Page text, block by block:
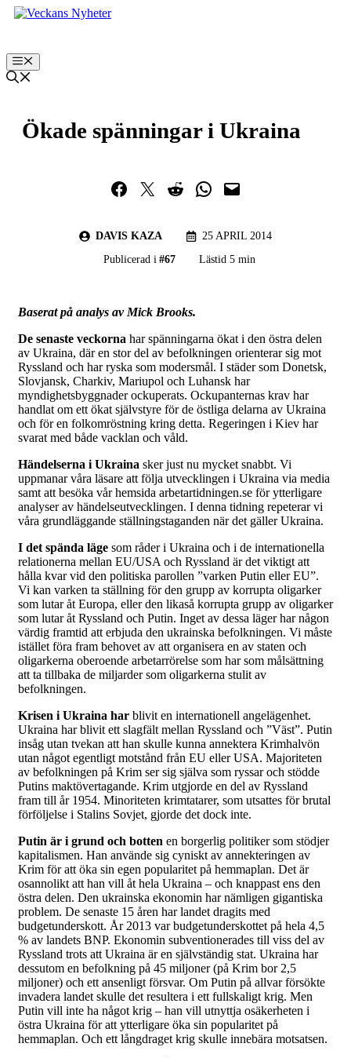
Hoppa
Meny
Ökade spänningar i Ukraina
Dela på Facebook
Dela på TwitterDela på RedditDela i WhatsApp
Maila en länk
DAVIS KAZA
25 APRIL 2014
Publicerad i #67 Lästid 5 min
Baserat på analys av Mick Brooks.
De senaste veckorna har spänningarna ökat i den östra delen
av Ukraina, där en stor del av befolkningen orienterar sig mot
Ryssland och har ryska som modersmål. I städer som Donetsk,
Slovjansk, Charkiv, Mariupol och Luhansk har
myndighetsbyggnader ockuperats. Ockupanternas krav har
handlat om ett ökat självstyre för de östliga delarna av Ukraina
och för en folkomröstning kring detta. Regeringen i Kiev har
svarat med både vacklan och våld.
Händelserna i Ukraina sker just nu mycket snabbt. Vi
uppmanar våra läsare att följa utvecklingen i Ukraina via media
samt att besöka vår hemsida arbetartidningen.se för ytterligare
analyser av händelseutvecklingen. I denna tidning repeterar vi
våra grundläggande ställningstaganden när det gäller Ukraina.
I det spända läge som råder i Ukraina och i de internationella
relationerna mellan EU/USA och Ryssland är det viktigt att
hålla kvar vid den politiska parollen ”varken Putin eller EU”.
Vi kan varken ta ställning för den grupp av korrupta oligarker
som lutar åt Europa, eller den likaså korrupta grupp av oligarker
som lutar åt Ryssland och Putin. Inget av dessa läger har någon
värdig framtid att erbjuda den ukrainska befolkningen. Vi måste
istället föra fram behovet av att organisera en av staten och
oligarkerna oberoende arbetarrörelse som har som målsättning
att ta tillbaka de miljarder som oligarkerna stulit av
befolkningen.
Krisen i Ukraina har blivit en internationell angelägenhet.
Ukraina har blivit ett slagfält mellan Ryssland och ”Väst”. Putin
insåg utan tvekan att han skulle kunna annektera Krimhalvön
utan något egentligt motstånd från EU eller USA. Majoriteten
av befolkningen på Krim ser sig själva som ryssar och stödde
Putins maktövertagande. Krim utgjorde en del av Ryssland
fram till år 1954. Minoriteten krimtatarer, som utsattes för brutal
förföljelse i Stalins Sovjet, gjorde det dock inte.
Putin är i grund och botten en borgerlig politiker som stödjer
kapitalismen. Han använde sig cyniskt av annekteringen av
Krim för att öka sin egen popularitet på hemmaplan. Det är
osannolikt att han vill åt hela Ukraina – och knappast ens den
östra delen. Den ukrainska ekonomin har nämligen gigantiska
problem. De senaste 15 åren har landet dragits med
budgetunderskott. År 2013 var budgetunderskottet på hela 4,5
% av landets BNP. Ekonomin subventionerades till viss del av
Ryssland trots att Ukraina är en självständig stat. Ukraina har
dessutom en befolkning på 45 miljoner (på Krim bor 2,5
miljoner) och ett ansenligt försvar. Om Putin på allvar försökte
invadera landet skulle det resultera i ett fullskaligt krig. Men
Putin vill inte ha något krig – han vill utnyttja osäkerheten i
östra Ukraina för att ytterligare öka sin popularitet på
hemmaplan. Och ett långdraget krig skulle innebära motsatsen.